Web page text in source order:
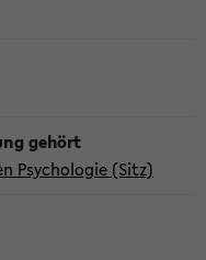
Psychologie (Sitz)